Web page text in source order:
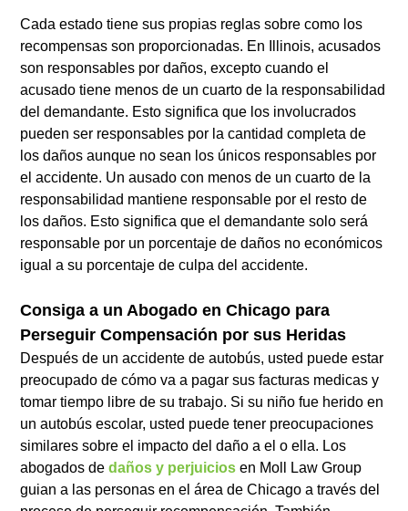
Cada estado tiene sus propias reglas sobre como los
recompensas son proporcionadas. En Illinois, acusados
son responsables por daños, excepto cuando el
acusado tiene menos de un cuarto de la responsabilidad
del demandante. Esto significa que los involucrados
pueden ser responsables por la cantidad completa de
los daños aunque no sean los únicos responsables por
el accidente. Un ausado con menos de un cuarto de la
responsabilidad mantiene responsable por el resto de
los daños. Esto significa que el demandante solo será
responsable por un porcentaje de daños no económicos
igual a su porcentaje de culpa del accidente.
Consiga a un Abogado en Chicago para
Perseguir Compensación por sus Heridas
Después de un accidente de autobús, usted puede estar
preocupado de cómo va a pagar sus facturas medicas y
tomar tiempo libre de su trabajo. Si su niño fue herido en
un autobús escolar, usted puede tener preocupaciones
similares sobre el impacto del daño a el o ella. Los
abogados dedaños y perjuicios en Moll Law Group
guian a las personas en el área de Chicago a través del